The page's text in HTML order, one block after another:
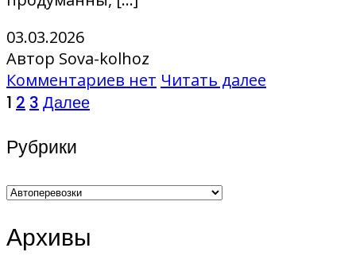
03.03.2026
Автор Sova-kolhoz
Комментариев нет Читать далее
Пагинация
записей
1 2 3 Далее
Рубрики
Рубрики
Архивы